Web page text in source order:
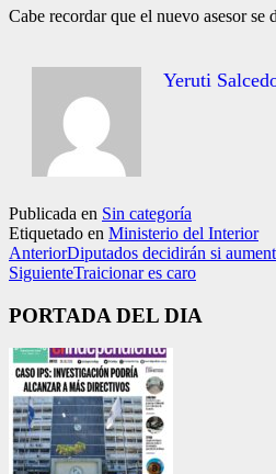
Cabe recordar que el nue­vo asesor
Yeruti
Publicada en Sin categoría
Etiquetado en Ministerio del Interior
AnteriorDiputados decidirán si
SiguienteTraicionar es caro
PORTADA DEL DIA